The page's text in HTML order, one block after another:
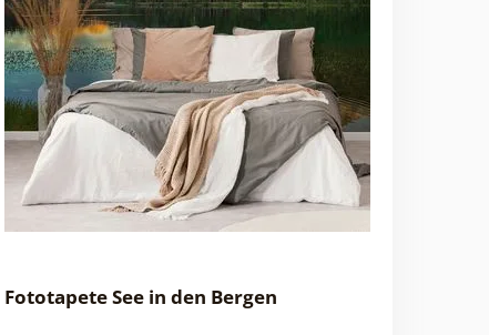
Fototapete See in den Bergen